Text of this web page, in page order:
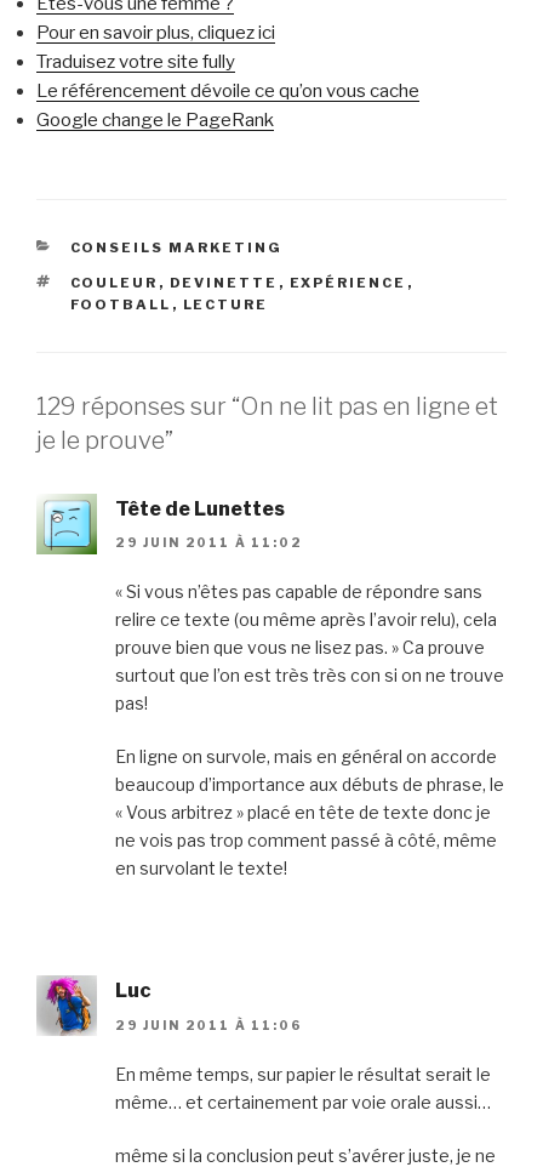
Pour en savoir plus, cliquez ici
Traduisez votre site fully
Le référencement dévoile ce qu’on vous cache
Google change le PageRank
CATÉGORIES
CONSEILS MARKETING
ÉTIQUETTES
COULEUR , DEVINETTE , EXPÉRIENCE ,
FOOTBALL , LECTURE
129 réponses sur “On ne lit pas en ligne et
je le prouve”
Tête de Lunettes
29 JUIN 2011 À 11:02
« Si vous n’êtes pas capable de répondre sans
relire ce texte (ou même après l’avoir relu), cela
prouve bien que vous ne lisez pas. » Ca prouve
surtout que l’on est très très con si on ne trouve
pas!
En ligne on survole, mais en général on accorde
beaucoup d’importance aux débuts de phrase, le
« Vous arbitrez » placé en tête de texte donc je
ne vois pas trop comment passé à côté, même
en survolant le texte!
Luc
29 JUIN 2011 À 11:06
En même temps, sur papier le résultat serait le
même… et certainement par voie orale aussi…
même si la conclusion peut s’avérer juste, je ne